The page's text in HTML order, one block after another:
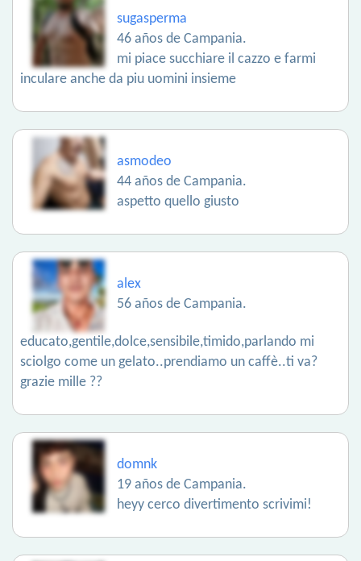
sugasperma
46 años de Campania.
mi piace succhiare il cazzo e farmi
inculare anche da piu uomini insieme
asmodeo
44 años de Campania.
aspetto quello giusto
alex
56 años de Campania.
educato,gentile,dolce,sensibile,timido,parlando mi
sciolgo come un gelato..prendiamo un caffè..ti va?
grazie mille ??
domnk
19 años de Campania.
heyy cerco divertimento scrivimi!